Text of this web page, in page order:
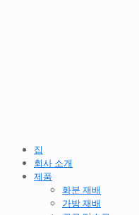
집
회사 소개
제품
화분 재배
가방 재배